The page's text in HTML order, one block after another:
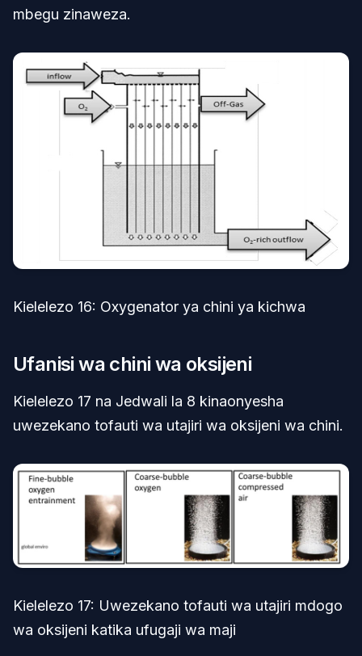
mbegu zinaweza.
Kielelezo 16: Oxygenator ya chini ya kichwa
Ufanisi wa chini wa oksijeni
Kielelezo 17 na Jedwali la 8 kinaonyesha
uwezekano tofauti wa utajiri wa oksijeni wa chini.
Kielelezo 17: Uwezekano tofauti wa utajiri mdogo
wa oksijeni katika ufugaji wa maji